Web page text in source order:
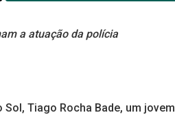
a atuação da polícia
Tiago Rocha Bade, um jovem